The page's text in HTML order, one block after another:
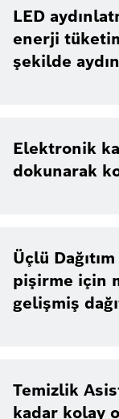
LED
enerji
şekilde
Elektronik
dokunarak
Üçlü
pişirme için
gelişmiş
Temizlik
kadar kolay